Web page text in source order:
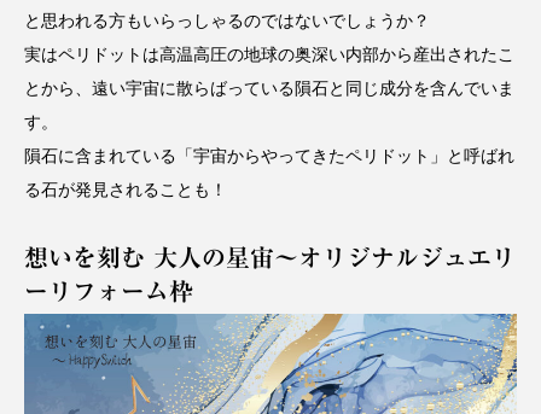
と思われる方もいらっしゃるのではないでしょうか？
実はペリドットは高温高圧の地球の奥深い内部から産出されたこ
とから、遠い宇宙に散らばっている隕石と同じ成分を含んでいま
す。
隕石に含まれている「宇宙からやってきたペリドット」と呼ばれ
る石が発見されることも！
想いを刻む 大人の星宙〜オリジナルジュエリ
ーリフォーム枠